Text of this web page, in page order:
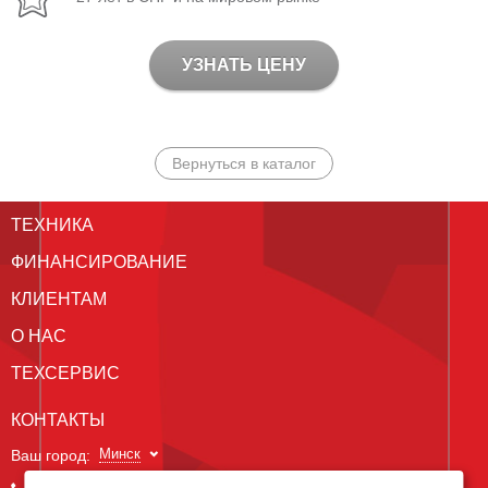
УЗНАТЬ ЦЕНУ
Вернуться в каталог
ТЕХНИКА
ФИНАНСИРОВАНИЕ
КЛИЕНТАМ
О НАС
ТЕХСЕРВИС
КОНТАКТЫ
Ваш город: Минск